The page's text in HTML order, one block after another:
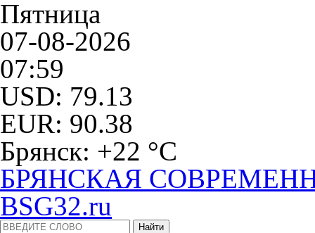
Пятница
07-08-2026
07:59
USD: 79.13
EUR: 90.38
Брянск: +22 °С
БРЯНСКАЯ
BSG32.ru